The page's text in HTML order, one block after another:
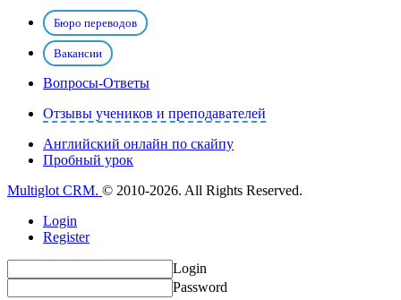
Бюро переводов
Вакансии
Вопросы-Ответы
Отзывы учеников и преподавателей
Английский онлайн по скайпу
Пробный урок
Multiglot CRM. © 2010-2026. All Rights Reserved.
Login
Register
Login
Password